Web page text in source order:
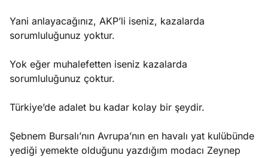
Yani anlayacağınız, AKP’li iseniz, kazalarda
sorumluluğunuz yoktur.
Yok eğer muhalefetten iseniz kazalarda
sorumluluğunuz çoktur.
Türkiye’de adalet bu kadar kolay bir şeydir.
Şebnem Bursalı’nın Avrupa’nın en havalı yat kulübünde
yediği yemekte olduğunu yazdığım modacı Zeynep